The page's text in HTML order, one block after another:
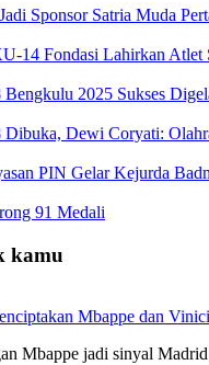
Sponsor Satria Muda
14 Fondasi Lahirkan Atlet
2025 Sukses
Dewi Coryati:
PIN Gelar Kejurda
91 Medali
kamu
Mbappe dan
Mbappe jadi sinyal